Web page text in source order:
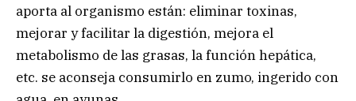
aporta al organismo están: eliminar toxinas,
mejorar y facilitar la digestión, mejora el
metabolismo de las grasas, la función hepática,
etc. se aconseja consumirlo en zumo, ingerido con